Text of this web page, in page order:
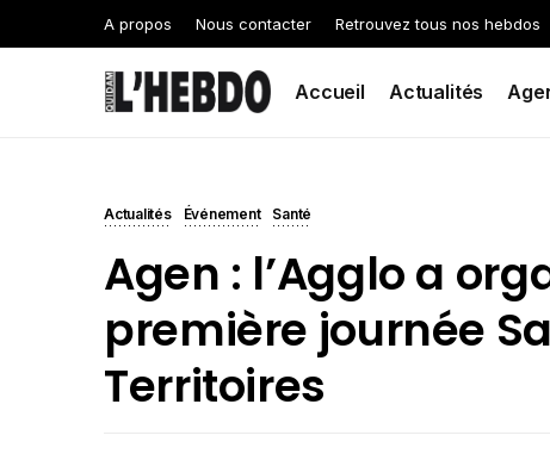
A propos Nous contacter Retrouvez tous nos hebdos
Accueil Actualités
Actualités Événement Santé
Agen : l’Agglo a
première journée
Territoires